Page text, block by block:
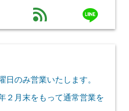
feed line
日のみ営業いたします。
２月末をもって通常営業を